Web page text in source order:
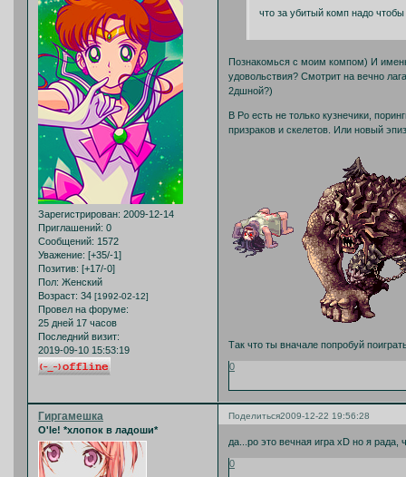
Зарегистрирован: 2009-12-14
Приглашений: 0
Сообщений: 1572
Уважение: [+35/-1]
Позитив: [+17/-0]
Пол: Женский
Возраст: 34 [1992-02-12]
Провел на форуме:
25 дней 17 часов
Последний визит:
2019-09-10 15:53:19
что за убитый комп надо
Познакомься с моим компом) И
удовольствия? Смотрит на вечно
2дшной?)
В Ро есть не только кузнечики,
призраков и скелетов. Или новый
Так что ты вначале попробуй
0
Поделиться2009-12-22 19:56:28
Гиргамешка
O'le! *хлопок в ладоши*
да...ро это вечная игра xD но я рада,
0